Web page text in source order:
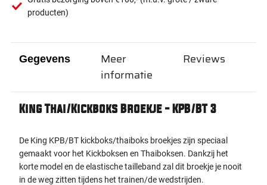
producten)
Gegevens
King Thai/Kickboks Broekje - KPB/BT 3
De King KPB/BT kickboks/thaiboks broekjes zijn speciaal
gemaakt voor het Kickboksen en Thaiboksen. Dankzij het
korte model en de elastische tailleband zal dit broekje je nooit
in de weg zitten tijdens het trainen/de wedstrijden.
Meer
informatie
Reviews